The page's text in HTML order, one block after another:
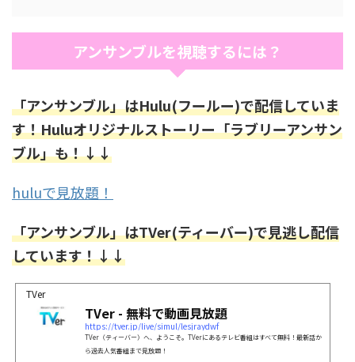
アンサンブルを視聴するには？
「アンサンブル」はHulu(フールー)で配信していま
す！Huluオリジナルストーリー「ラブリーアンサン
ブル」も！↓↓
huluで見放題！
「アンサンブル」はTVer(ティーバー)で見逃し配信
しています！↓↓
TVer
TVer - 無料で動画見放題
https://tver.jp/live/simul/lesjraydwf
TVer（ティーバー）へ、ようこそ。TVerにあるテレビ番組はすべて無料！最新話か
ら過去人気番組まで見放題！